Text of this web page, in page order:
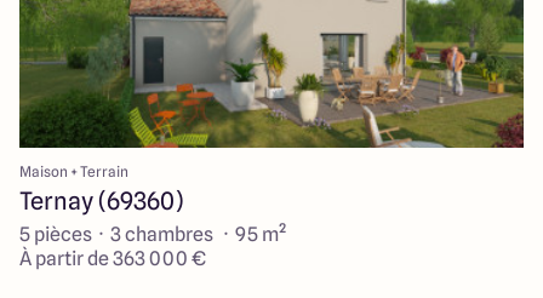
Maison + Terrain
Ternay (69360)
5 pièces · 3 chambres · 95 m²
À partir de 363 000 €